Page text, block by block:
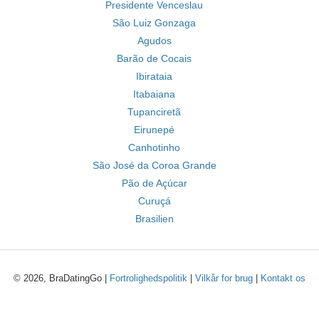
Presidente Venceslau
São Luiz Gonzaga
Agudos
Barão de Cocais
Ibirataia
Itabaiana
Tupanciretã
Eirunepé
Canhotinho
São José da Coroa Grande
Pão de Açúcar
Curuçá
Brasilien
© 2026, BraDatingGo | Fortrolighedspolitik Vilkår for brug Kontakt os